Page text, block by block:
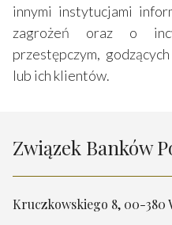
innymi instytucjami
zagrożeń oraz o
przestępczym,
lub ich klientów.
Związek Banków
Kruczkowskiego 8, 00-380